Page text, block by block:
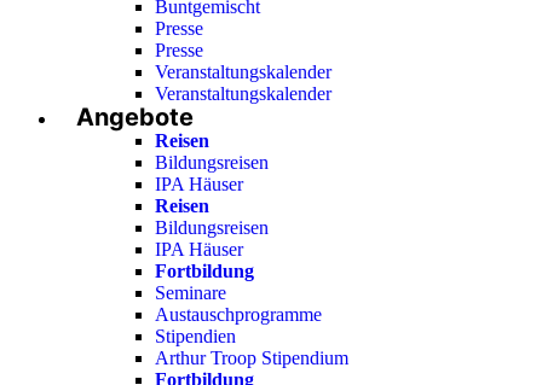
Buntgemischt
Presse
Presse
Veranstaltungskalender
Veranstaltungskalender
Angebote
Reisen
Bildungsreisen
IPA Häuser
Reisen
Bildungsreisen
IPA Häuser
Fortbildung
Seminare
Austauschprogramme
Stipendien
Arthur Troop Stipendium
Fortbildung